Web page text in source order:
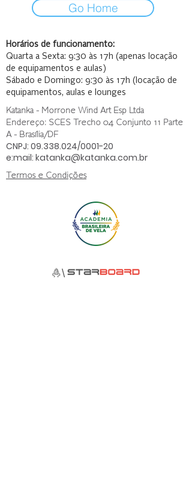
Go Home
Horários de funcionamento:
Quarta a Sexta: 9:30 às 17h (apenas locação
de equipamentos e aulas)
Sábado e Domingo: 9:30 às 17h (locação de
equipamentos, aulas e lounges
Katanka - Morrone Wind Art Esp Ltda
Endereço: SCES Trecho 04 Conjunto 11 Parte
A - Brasília/DF
CNPJ: 09.338.024/0001-20
e:mail: katanka@katanka.com.br
Termos e Condições